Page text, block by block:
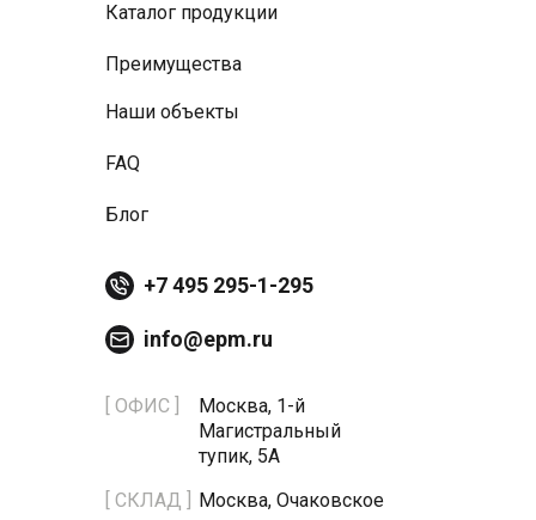
info@epm.ru
+7 495 295-1-295
Блог
FAQ
Наши объекты
Преимущества
Каталог продукции
Москва, Очаковское
[ СКЛАД ]
Москва, 1-й
Магистральный
тупик, 5А
[ ОФИС ]